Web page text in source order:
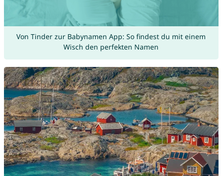
Von Tinder zur Babynamen App: So findest du mit einem
Wisch den perfekten Namen